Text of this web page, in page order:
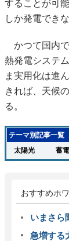
することが可
しか発電でき
かつて国内で
熱発電システ
ま実用化は進
きれば、天候
る。
テーマ別記事一覧
太陽光
蓄
おすすめホ
いまさら
急増する